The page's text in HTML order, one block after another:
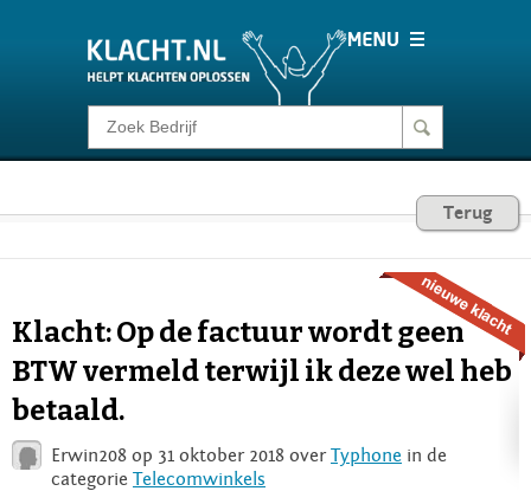
Klacht melden
Consumentenrecht
Voor Bedrijven
Terug
Klacht: Op de factuur wordt geen
BTW vermeld terwijl ik deze wel heb
betaald.
Erwin208 op 31 oktober 2018 overTyphone in de
categorie Telecomwinkels